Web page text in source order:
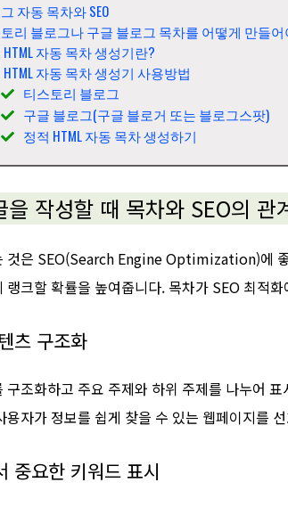
자동 목차와 SEO
리 블로그나 구글 블로그 목차를 어떻게 만들
자동 목차 생성기란?
자동 목차 생성기 사용방법
티스토리 블로그
구글 블로그(구글 블로거 또는 블로그스팟)
정적 HTML 자동 목차 생성하기
을 작성할 때 목차와 SEO의 관
것은 SEO(Search Engine Optimization)에
랭크할 확률을 높여줍니다. 목차가 SEO 최적
츠 구조화
구조화하고 주요 주제와 하위 주제를 나누어
용자가 정보를 쉽게 찾을 수 있는 웹페이지를
중요한 키워드 표시